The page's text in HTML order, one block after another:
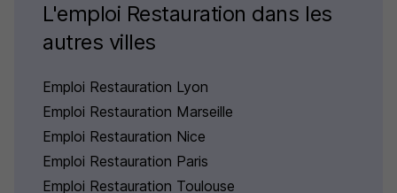
L'emploi Restauration dans les
autres villes
Emploi Restauration Lyon
Emploi Restauration Marseille
Emploi Restauration Nice
Emploi Restauration Paris
Emploi Restauration Toulouse